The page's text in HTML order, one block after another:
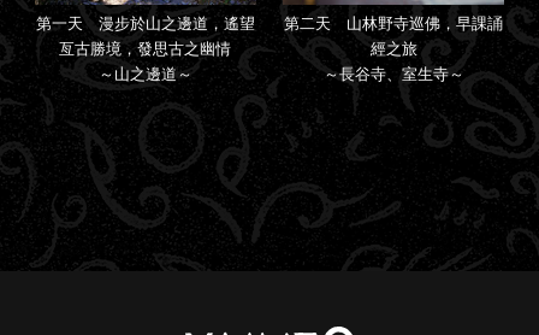
第一天 漫步於山之邊道，遙望
亙古勝境，發思古之幽情
～山之邊道～
第二天 山林野寺巡佛，早課誦
經之旅
～長谷寺、室生寺～